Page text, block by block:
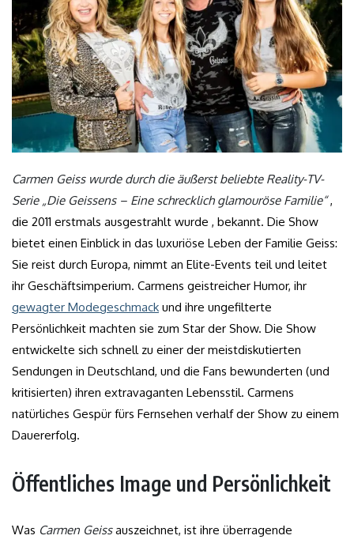
Carmen Geiss wurde durch die äußerst beliebte Reality-TV-
Serie „Die Geissens – Eine schrecklich glamouröse Familie“,
die 2011 erstmals ausgestrahlt wurde , bekannt. Die Show
bietet einen Einblick in das luxuriöse Leben der Familie Geiss:
Sie reist durch Europa, nimmt an Elite-Events teil und leitet
ihr Geschäftsimperium. Carmens geistreicher Humor, ihr
gewagter Modegeschmack und ihre ungefilterte
Persönlichkeit machten sie zum Star der Show. Die Show
entwickelte sich schnell zu einer der meistdiskutierten
Sendungen in Deutschland, und die Fans bewunderten (und
kritisierten) ihren extravaganten Lebensstil. Carmens
natürliches Gespür fürs Fernsehen verhalf der Show zu einem
Dauererfolg.
Öffentliches Image und Persönlichkeit
Was Carmen Geissauszeichnet, ist ihre überragende